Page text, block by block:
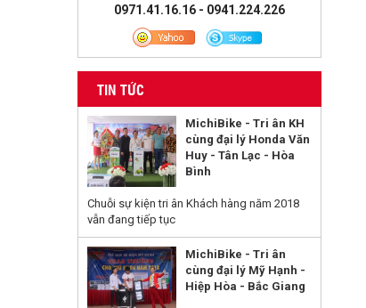
0971.41.16.16 - 0941.224.226
TIN TỨC
MichiBike - Tri ân KH
cùng đại lý Honda Văn
Huy - Tân Lạc - Hòa
Bình
Chuỗi sự kiện tri ân Khách hàng năm 2018
vẫn đang tiếp tục
MichiBike - Tri ân
cùng đại lý Mỹ Hạnh -
Hiệp Hòa - Bắc Giang